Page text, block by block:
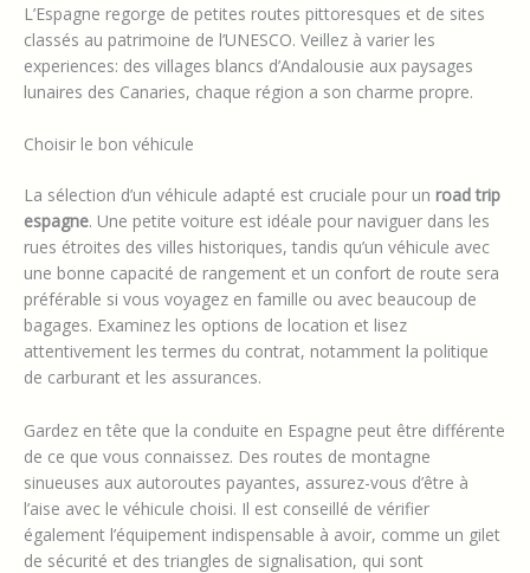
L’Espagne regorge de petites routes pittoresques et de sites
classés au patrimoine de l’UNESCO. Veillez à varier les
experiences: des villages blancs d’Andalousie aux paysages
lunaires des Canaries, chaque région a son charme propre.
Choisir le bon véhicule
La sélection d’un véhicule adapté est cruciale pour un road trip
espagne. Une petite voiture est idéale pour naviguer dans les
rues étroites des villes historiques, tandis qu’un véhicule avec
une bonne capacité de rangement et un confort de route sera
préférable si vous voyagez en famille ou avec beaucoup de
bagages. Examinez les options de location et lisez
attentivement les termes du contrat, notamment la politique
de carburant et les assurances.
Gardez en tête que la conduite en Espagne peut être différente
de ce que vous connaissez. Des routes de montagne
sinueuses aux autoroutes payantes, assurez-vous d’être à
l’aise avec le véhicule choisi. Il est conseillé de vérifier
également l’équipement indispensable à avoir, comme un gilet
de sécurité et des triangles de signalisation, qui sont